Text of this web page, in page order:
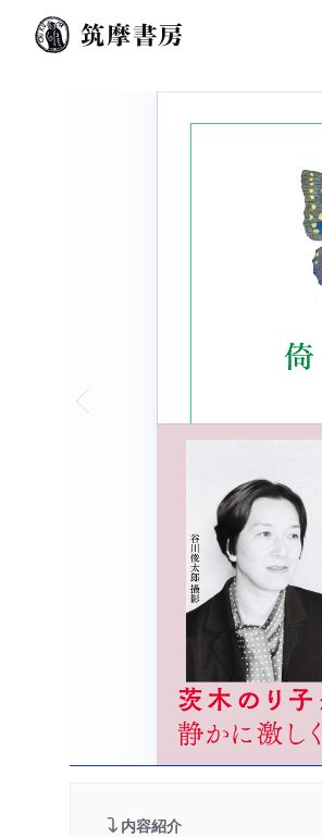
Previous slide
内容紹介